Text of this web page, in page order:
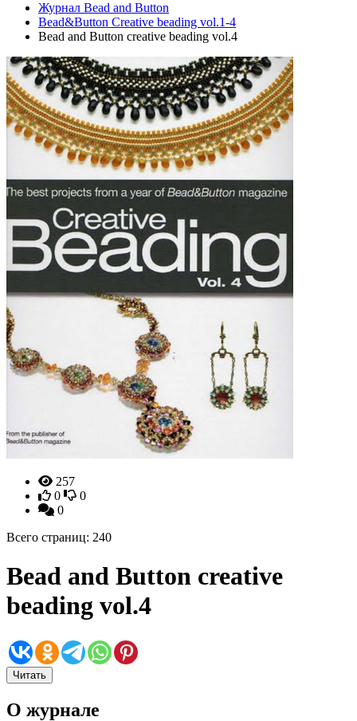
Журнал Bead and Button
Bead&Button Creative beading vol.1-4
Bead and Button creative beading vol.4
257
0
0
0
Всего страниц: 240
Bead and Button creative
beading vol.4
Читать
О журнале